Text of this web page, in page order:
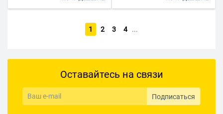
1 2 3 4 ...
Оставайтесь на связи
Подписаться